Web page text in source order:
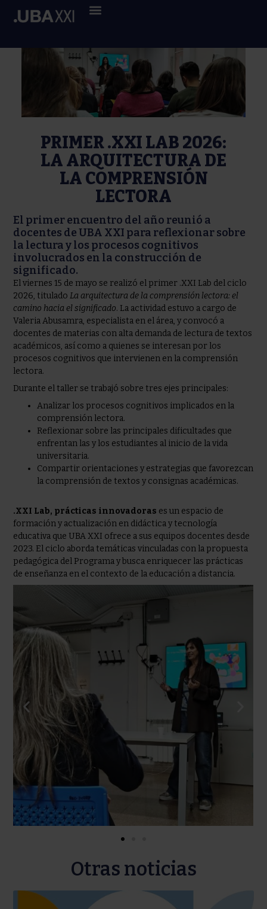
PRIMER .XXI LAB 2026:
LA ARQUITECTURA DE
LA COMPRENSIÓN
LECTORA
El primer encuentro del año reunió a
docentes de UBA XXI para reflexionar sobre
la lectura y los procesos cognitivos
involucrados en la construcción de
significado.
El viernes 15 de mayo se realizó el primer .XXI Lab del ciclo
2026, tituladoLa arquitectura de la comprensión lectora: el
camino hacia el significado. La actividad estuvo a cargo de
Valeria Abusamra, especialista en el área, y convocó a
docentes de materias con alta demanda de lectura de textos
académicos, así como a quienes se interesan por los
procesos cognitivos que intervienen en la comprensión
lectora.
Durante el taller se trabajó sobre tres ejes principales:
Analizar los procesos cognitivos implicados en la
comprensión lectora.
Reflexionar sobre las principales dificultades que
enfrentan las y los estudiantes al inicio de la vida
universitaria.
Compartir orientaciones y estrategias que favorezcan
la comprensión de textos y consignas académicas.
.XXI Lab, prácticas innovadoras es un espacio de
formación y actualización en didáctica y tecnología
educativa que UBA XXI ofrece a sus equipos docentes desde
2023. El ciclo aborda temáticas vinculadas con la propuesta
pedagógica del Programa y busca enriquecer las prácticas
de enseñanza en el contexto de la educación a distancia.
Otras noticias